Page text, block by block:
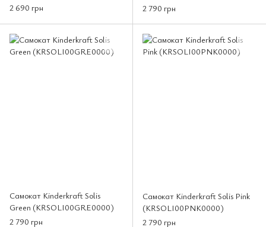
2 690 грн
2 790 грн
Самокат Kinderkraft Solis
Green (KRSOLI00GRE0000)
2 790 грн
Самокат Kinderkraft Solis Pink
(KRSOLI00PNK0000)
2 790 грн